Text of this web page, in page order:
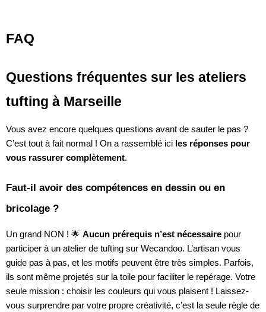
FAQ
Questions fréquentes sur les ateliers
tufting à Marseille
Vous avez encore quelques questions avant de sauter le pas ?
C’est tout à fait normal ! On a rassemblé ici les réponses pour
vous rassurer complètement.
Faut-il avoir des compétences en dessin ou en
bricolage ?
Un grand NON ! 🌟 Aucun prérequis n’est nécessaire pour
participer à un atelier de tufting sur Wecandoo. L’artisan vous
guide pas à pas, et les motifs peuvent être très simples. Parfois,
ils sont même projetés sur la toile pour faciliter le repérage. Votre
seule mission : choisir les couleurs qui vous plaisent ! Laissez-
vous surprendre par votre propre créativité, c’est la seule règle de